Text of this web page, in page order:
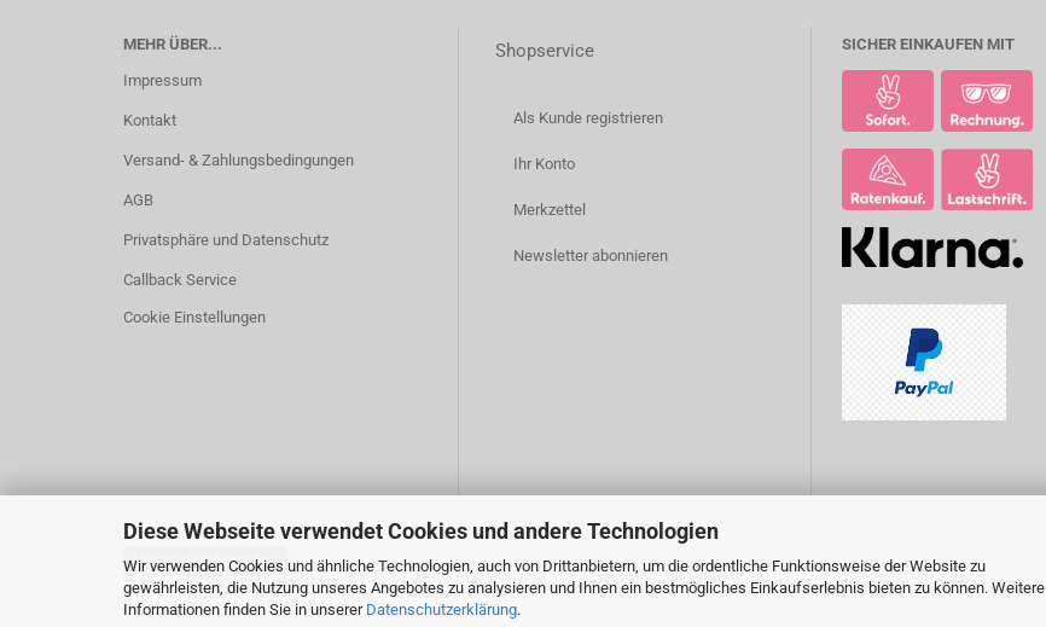
Diese Webseite verwendet Cookies und andere Technologien
Wir verwenden Cookies und ähnliche Technologien, auch von Drittanbietern, um die ordentliche Funktionsweise der Website zu
gewährleisten, die Nutzung unseres Angebotes zu analysieren und Ihnen ein bestmögliches Einkaufserlebnis bieten zu können. Weitere
Informationen finden Sie in unserer Datenschutzerklärung.
MEHR ÜBER...
Impressum
Kontakt
Versand- & Zahlungsbedingungen
AGB
Privatsphäre und Datenschutz
Callback Service
Cookie Einstellungen
Shopservice
Als Kunde registrieren
Ihr Konto
Merkzettel
Newsletter abonnieren
SICHER EINKAUFEN MIT
Vertrag widerrufen